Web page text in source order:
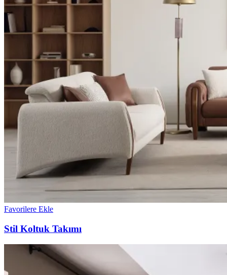
Favorilere Ekle
Stil Koltuk Takımı